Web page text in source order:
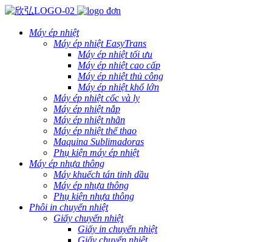
Máy ép nhiệt
Máy ép nhiệt EasyTrans
Máy ép nhiệt tối ưu
Máy ép nhiệt cao cấp
Máy ép nhiệt thủ công
Máy ép nhiệt khổ lớn
Máy ép nhiệt cốc và ly
Máy ép nhiệt nắp
Máy ép nhiệt nhãn
Máy ép nhiệt thể thao
Maquina Sublimadoras
Phụ kiện máy ép nhiệt
Máy ép nhựa thông
Máy khuếch tán tinh dầu
Máy ép nhựa thông
Phụ kiện nhựa thông
Phôi in chuyển nhiệt
Giấy chuyển nhiệt
Giấy in chuyển nhiệt
Giấy chuyển nhiệt